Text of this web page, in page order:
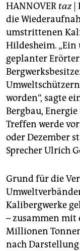
unterstützen
abo
genossenschaft
epaper login
HANNOVER taz|
die
umstrittenen
Hildesheim.
geplanter
worden“, sagte
Bergbau, Energie
Treffen werde
oder Dezember
Sprecher Ulrich
Grund für die
Kalibergwerke
– zusammen mit
Millionen
nach